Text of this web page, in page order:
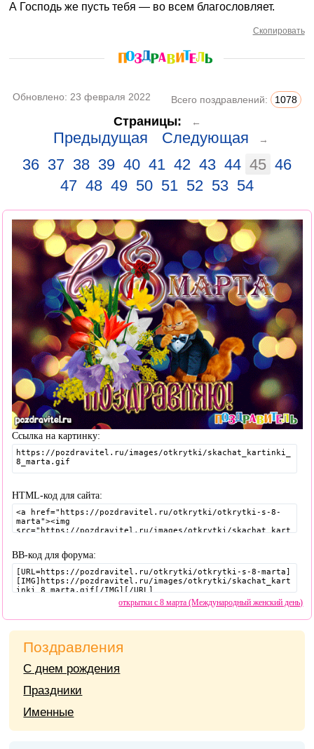
А Господь же пусть тебя — во всем благословляет.
Скопировать
Обновлено: 23 февраля 2022 Всего поздравлений: 1078
Страницы: ←
Предыдущая Следующая →
36 37 38 39 40 41 42 43 44 45 46
47 48 49 50 51 52 53 54
Ссылка на картинку:
HTML-код для сайта:
BB-код для форума:
открытки с 8 марта (Международный женский день)
Поздравления
С днем рождения
Праздники
Именные